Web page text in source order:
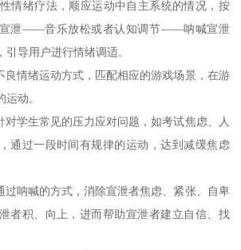
情绪疗法，顺应运动中自主系统的情况，按
泄——音乐放松或者认知调节——呐喊宣泄
导用户进行情绪调适。
良情绪运动方式，匹配相应的游戏场景，在游
动。
对学生常见的压力应对问题，如考试焦虑、人
通过一段时间有规律的运动，达到减缓焦虑
过呐喊的方式，消除宣泄者焦虑、紧张、自卑
者积、向上，进而帮助宣泄者建立自信、找